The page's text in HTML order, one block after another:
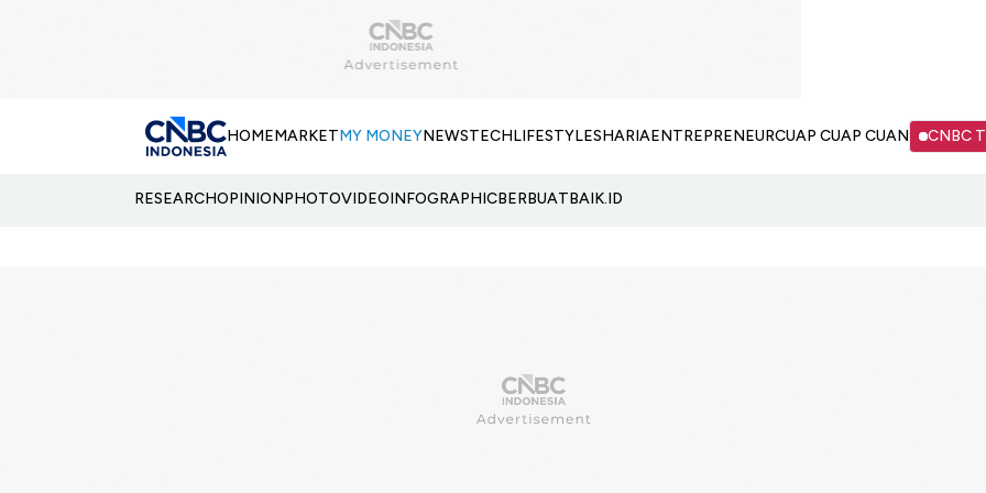
HOMEMARKETMY MONEYNEWSTECHLIFESTYLESHARIAENTREPRENEURCUAP CUAP CUAN CNBC
RESEARCHOPINIONPHOTOVIDEOINFOGRAPHICBERBUATBAIK.ID